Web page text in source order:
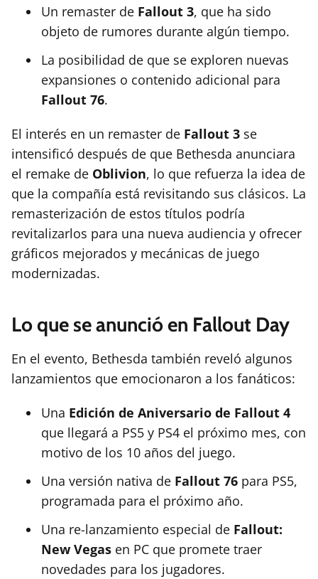
Un remaster de Fallout 3, que ha sido
objeto de rumores durante algún tiempo.
La posibilidad de que se exploren nuevas
expansiones o contenido adicional para
Fallout 76.
El interés en un remaster de Fallout 3 se
intensificó después de que Bethesda anunciara
el remake de Oblivion, lo que refuerza la idea de
que la compañía está revisitando sus clásicos. La
remasterización de estos títulos podría
revitalizarlos para una nueva audiencia y ofrecer
gráficos mejorados y mecánicas de juego
modernizadas.
Lo que se anunció en Fallout Day
En el evento, Bethesda también reveló algunos
lanzamientos que emocionaron a los fanáticos:
Una Edición de Aniversario de Fallout 4
que llegará a PS5 y PS4 el próximo mes, con
motivo de los 10 años del juego.
Una versión nativa de Fallout 76 para PS5,
programada para el próximo año.
Una re-lanzamiento especial de Fallout:
New Vegas en PC que promete traer
novedades para los jugadores.